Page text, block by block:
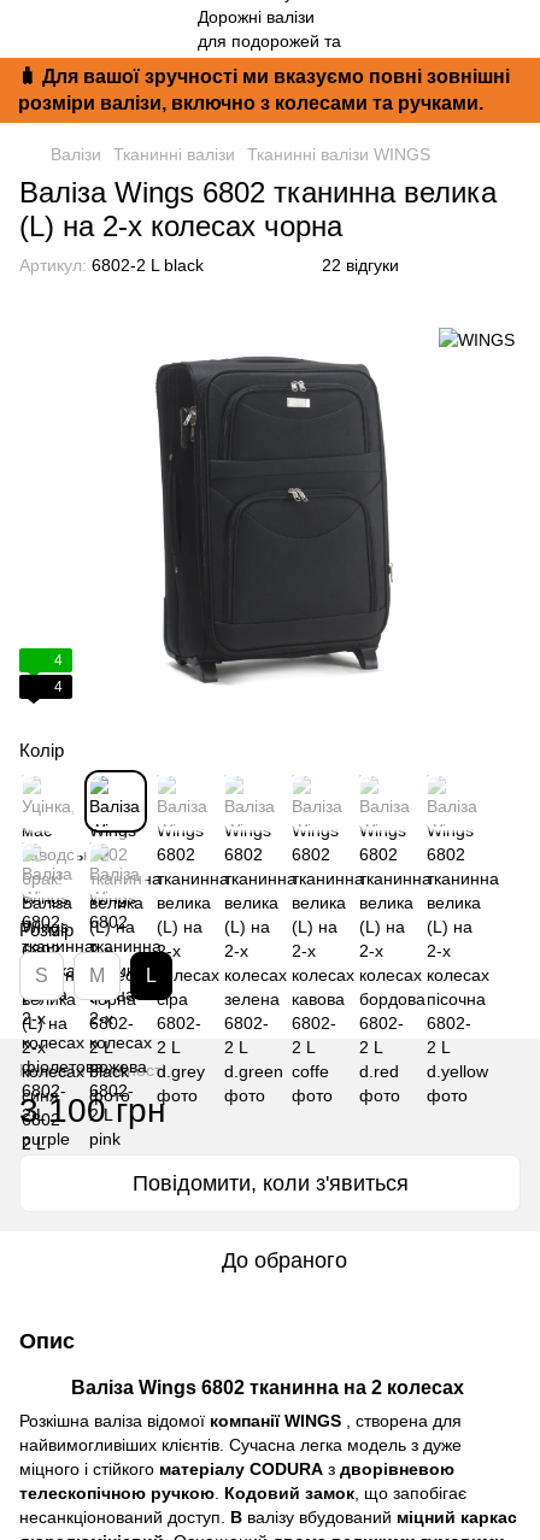
🧳 Для вашої зручності ми вказуємо повні зовнішні
розміри валізи, включно з колесами та ручками.
Валізи Тканинні валізи Тканинні валізи WINGS
Валіза Wings 6802 тканинна велика
(L) на 2-х колесах чорна
Артикул: 6802-2 L black 22 відгуки
4
4
Колір
Розмір
S M L
Немає в наявності
3 100 грн
Повідомити, коли з'явиться
До обраного
Опис
Валіза Wings 6802 тканинна на 2 колесах
Розкішна валіза відомої компанії WINGS , створена для
найвимогливіших клієнтів. Сучасна легка модель з дуже
міцного і стійкого матеріалу CODURA з дворівневою
телескопічною ручкою Кодовий замок , що запобігає
несанкціонований доступ. В валізу вбудований міцний каркас